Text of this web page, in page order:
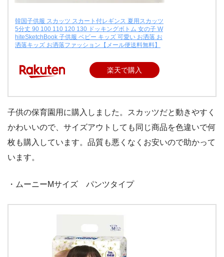
韓国子供服 スカッツ スカート付レギンス 夏用スカッツ
5分丈 90 100 110 120 130 ドッキングボトム 女の子 W
hiteSketchBook 子供服 ベビー キッズ 可愛い お洒落 お
洒落キッズ お洒落ファッション【メール便送料無料】
楽天で購入
子供の保育園用に購入しました。スカッツだと動きやすく
かわいいので、サイズアウトしても同じ商品を色違いで何
枚も購入しています。品質も悪くなくお安いので助かって
います。
・ムーニーMサイズ パンツタイプ